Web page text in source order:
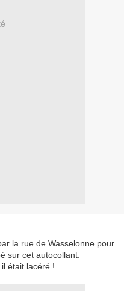
la rue de Wasselonne pour
sur cet autocollant.
était lacéré !